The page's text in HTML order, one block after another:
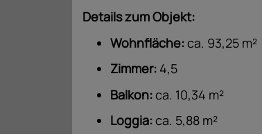
Details zum Objekt:
Wohnfläche:ca. 93,25 m²
Zimmer: 4,5
Balkon:ca. 10,34 m²
Loggia:ca. 5,88 m²